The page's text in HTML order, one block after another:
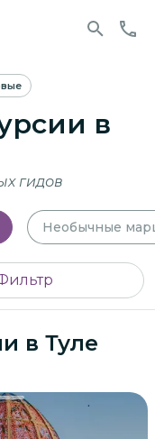
в
гидов
Необычные
в Туле